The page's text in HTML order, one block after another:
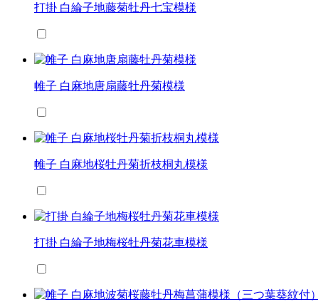
打掛 白綸子地藤菊牡丹七宝模様
帷子 白麻地唐扇藤牡丹菊模様
帷子 白麻地桜牡丹菊折枝桐丸模様
打掛 白綸子地梅桜牡丹菊花車模様